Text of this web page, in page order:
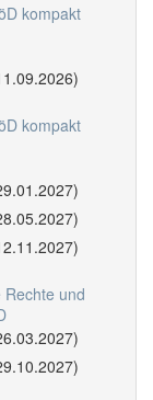
kompakt
kompakt
Rechte und